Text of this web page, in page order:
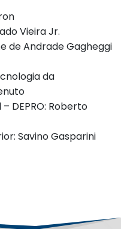
Vieira Jr.
de Andrade Gagheggi
da
DEPRO: Roberto
Savino Gasparini